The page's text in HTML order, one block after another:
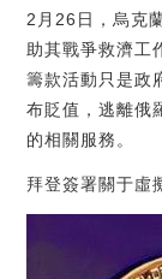
2月26日，烏克
助其戰爭救濟工
籌款活動只是政
布貶值，逃離俄
的相關服務。
拜登簽署關于虛